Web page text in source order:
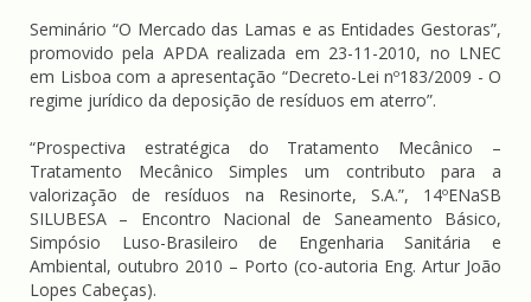
Seminário “O Mercado das Lamas e as Entidades Gestoras”,
promovido pela APDA realizada em 23-11-2010, no LNEC
em Lisboa com a apresentação “Decreto-Lei nº183/2009 - O
regime jurídico da deposição de resíduos em aterro”.
“Prospectiva estratégica do Tratamento Mecânico –
Tratamento Mecânico Simples um contributo para a
valorização de resíduos na Resinorte, S.A.”, 14ºENaSB
SILUBESA – Encontro Nacional de Saneamento Básico,
Simpósio Luso-Brasileiro de Engenharia Sanitária e
Ambiental, outubro 2010 – Porto (co-autoria Eng. Artur João
Lopes Cabeças).